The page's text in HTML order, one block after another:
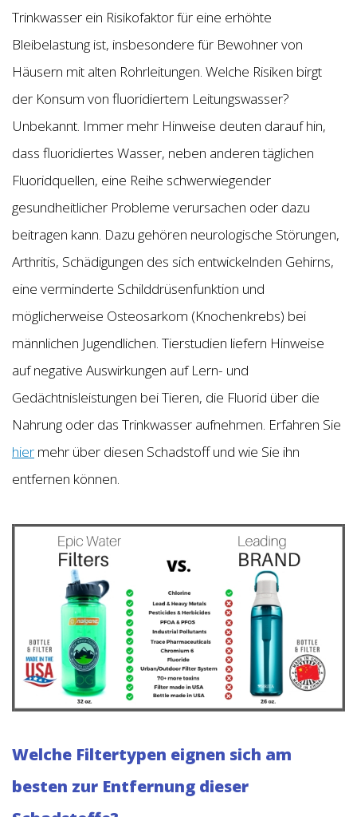
Trinkwasser ein Risikofaktor für eine erhöhte
Bleibelastung ist, insbesondere für Bewohner von
Häusern mit alten Rohrleitungen. Welche Risiken birgt
der Konsum von fluoridiertem Leitungswasser?
Unbekannt. Immer mehr Hinweise deuten darauf hin,
dass fluoridiertes Wasser, neben anderen täglichen
Fluoridquellen, eine Reihe schwerwiegender
gesundheitlicher Probleme verursachen oder dazu
beitragen kann. Dazu gehören neurologische Störungen,
Arthritis, Schädigungen des sich entwickelnden Gehirns,
eine verminderte Schilddrüsenfunktion und
möglicherweise Osteosarkom (Knochenkrebs) bei
männlichen Jugendlichen. Tierstudien liefern Hinweise
auf negative Auswirkungen auf Lern- und
Gedächtnisleistungen bei Tieren, die Fluorid über die
Nahrung oder das Trinkwasser aufnehmen. Erfahren Sie
hier mehr über diesen Schadstoff und wie Sie ihn
entfernen können.
Welche Filtertypen eignen sich am
besten zur Entfernung dieser